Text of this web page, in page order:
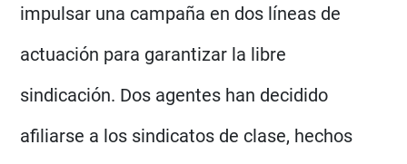
impulsar una campaña en dos líneas de
actuación para garantizar la libre
sindicación. Dos agentes han decidido
afiliarse a los sindicatos de clase, hechos